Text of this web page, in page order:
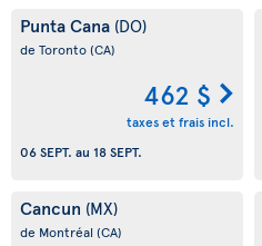
Punta Cana (DO)
de Toronto(CA)
462 $
taxes et frais incl.
06 SEPT. au 18 SEPT.
Cancun (MX)
de Montréal (CA)